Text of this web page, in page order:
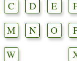
C
D E
M
N O
W